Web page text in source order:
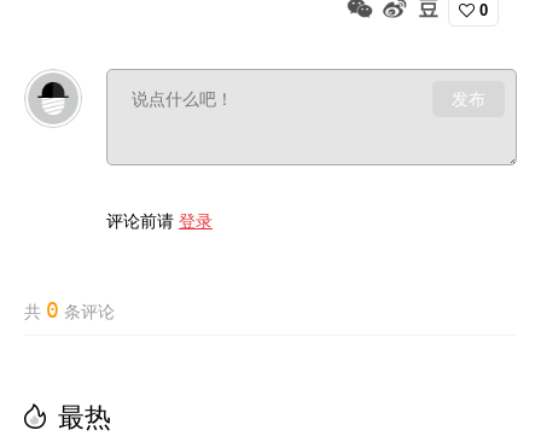
0
发布
评论前请 登录
共 0 条评论
最热